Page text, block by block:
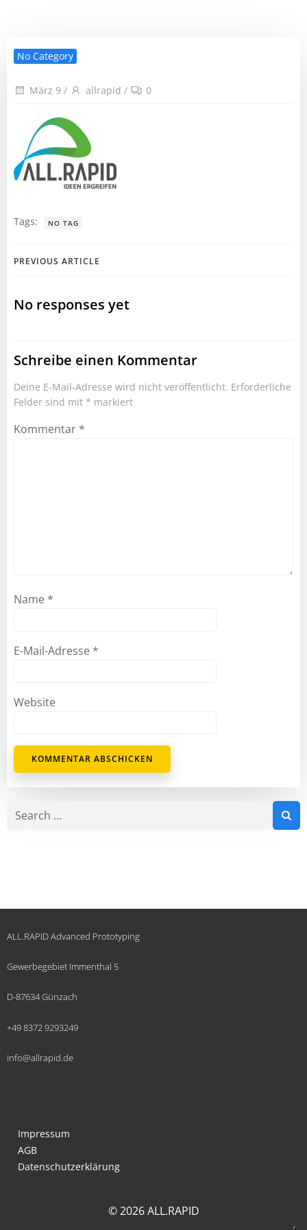
No Category
März 9 / allrapid / 0
Tags: NO TAG
Post
PREVIOUS ARTICLE
No responses yet
Schreibe einen Kommentar
Deine E-Mail-Adresse wird nicht veröffentlicht. Erforderliche
Felder sind mit * markiert
Kommentar *
Name *
E-Mail-Adresse *
Website
Search
ALL.RAPID Advanced Prototyping
Gewerbegebiet Immenthal 5
D-87634 Günzach
+49 8372 9293249
info@allrapid.de
Impressum
AGB
Datenschutzerklärung
© 2026 ALL.RAPID